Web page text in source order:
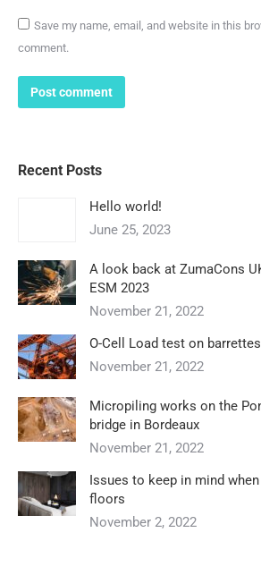
Save my name, email, and website in this
comment.
Post comment
Recent Posts
Hello world!
June 25, 2023
A look back at ZumaCons
ESM 2023
November 21, 2022
O-Cell Load test on barrettes
November 21, 2022
Micropiling works on the
bridge in Bordeaux
November 21, 2022
Issues to keep in mind
floors
November 2, 2022